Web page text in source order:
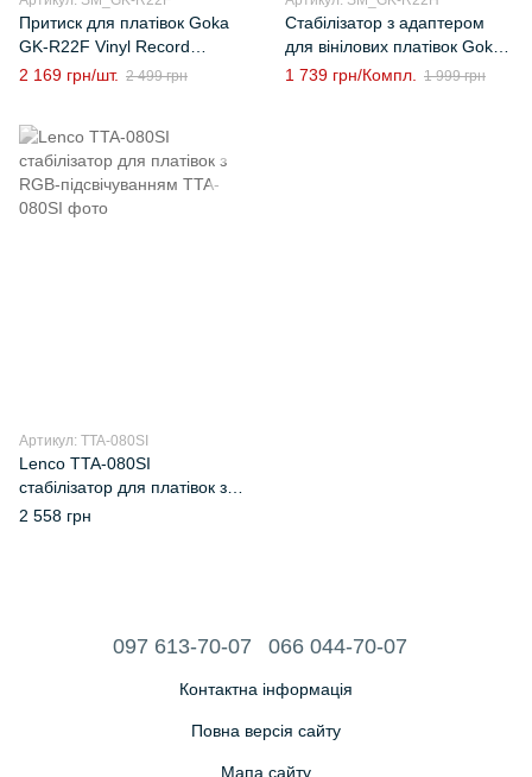
Притиск для платівок Goka
GK-R22F Vinyl Record
Stainless Steel Weight
2 169 грн/шт. 2 499 грн
Стабілізатор з адаптером
для вінілових платівок Goka
GK-R22H
1 739 грн/Компл. 1 999 грн
Артикул: TTA-080SI
Lenco TTA-080SI
стабілізатор для платівок з
RGB-підсвічуванням
2 558 грн
097 613-70-07 066 044-70-07
Контактна інформація
Повна версія сайту
Мапа сайту